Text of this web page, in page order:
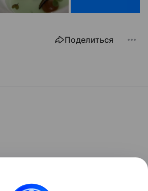
Поделиться